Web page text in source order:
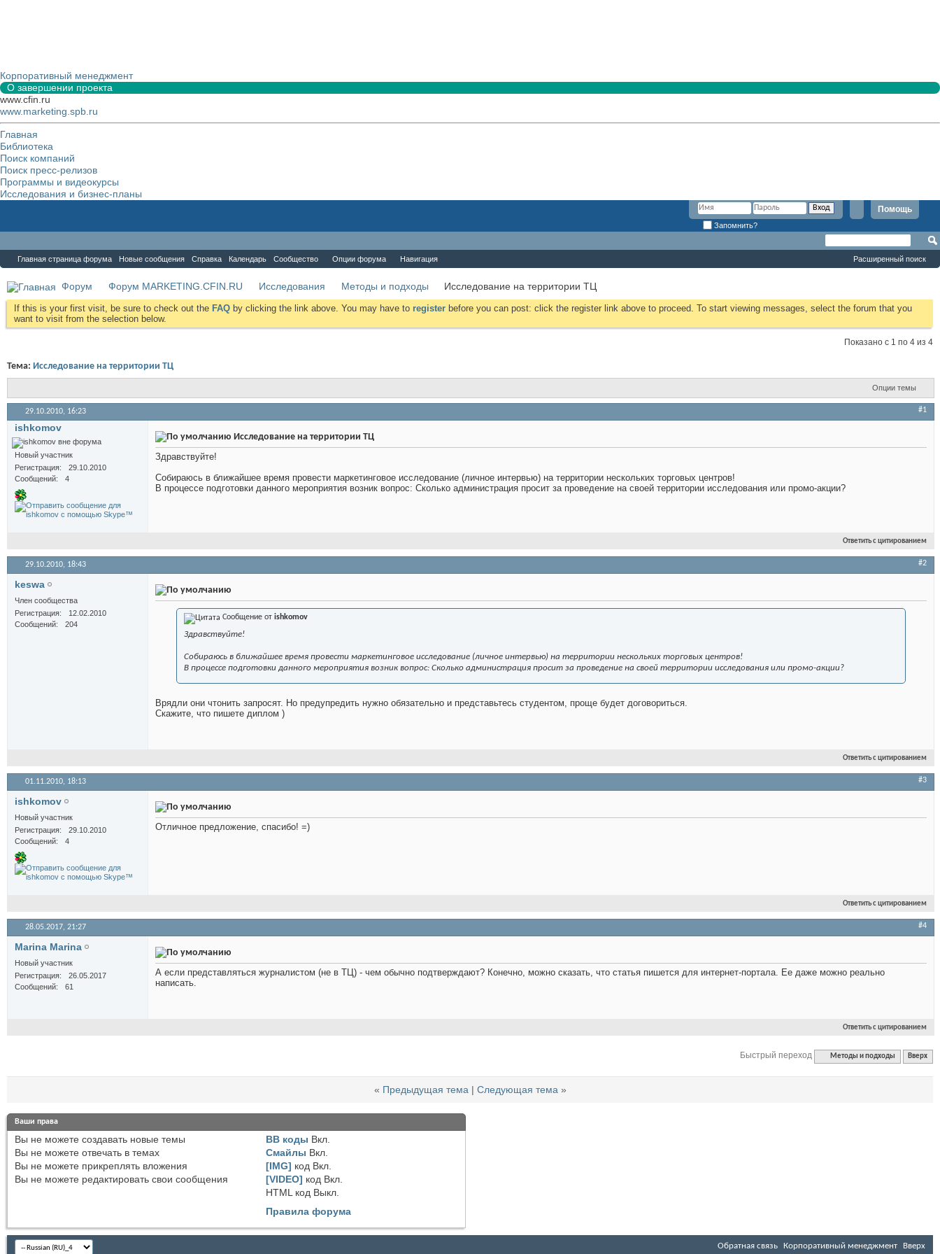
Корпоративный менеджмент
О завершении проекта
www.cfin.ru
www.marketing.spb.ru
Главная
Библиотека
Поиск компаний
Поиск пресс-релизов
Программы и видеокурсы
Исследования и бизнес-планы
Помощь
Запомнить?
Главная страница форума Новые сообщения Справка Календарь Сообщество Опции форума Навигация Расширенный поиск
Форум Форум MARKETING.CFIN.RU Исследования Методы и подходы Исследование на территории ТЦ
If this is your first visit, be sure to check out the FAQ by clicking the link above. You may have to register before you can post: click the register link above to proceed. To start viewing messages, select the forum that you
want to visit from the selection below.
Показано с 1 по 4 из 4
Тема: Исследование на территории ТЦ
Опции темы
29.10.2010, 16:23 #1
ishkomov
Новый участник
Регистрация
29.10.2010
Сообщений
4
Исследование на территории ТЦ
Здравствуйте!
Собираюсь в ближайшее время провести маркетинговое исследование (личное интервью) на территории нескольких торговых центров!
В процессе подготовки данного мероприятия возник вопрос: Сколько администрация просит за проведение на своей территории исследования или промо-акции?
Ответить с цитированием
29.10.2010, 18:43 #2
keswa
Член сообщества
Регистрация
12.02.2010
Сообщений
204
Сообщение от ishkomov
Здравствуйте!
Собираюсь в ближайшее время провести маркетинговое исследование (личное интервью) на территории нескольких торговых центров!
В процессе подготовки данного мероприятия возник вопрос: Сколько администрация просит за проведение на своей территории исследования или промо-акции?
Врядли они чтонить запросят. Но предупредить нужно обязательно и представьтесь студентом, проще будет договориться.
Скажите, что пишете диплом )
Ответить с цитированием
01.11.2010, 18:13 #3
ishkomov
Новый участник
Регистрация
29.10.2010
Сообщений
4
Отличное предложение, спасибо! =)
Ответить с цитированием
28.05.2017, 21:27 #4
Marina Marina
Новый участник
Регистрация
26.05.2017
Сообщений
61
А если представляться журналистом (не в ТЦ) - чем обычно подтверждают? Конечно, можно сказать, что статья пишется для интернет-портала. Ее даже можно реально
написать.
Ответить с цитированием
Быстрый переход Методы и подходы Вверх
« Предыдущая тема| Следующая тема »
Ваши права
Вы не можете создавать новые темы
Вы не можете отвечать в темах
Вы не можете прикреплять вложения
Вы не можете редактировать свои сообщения
BB коды Вкл.
Смайлы Вкл.
[IMG] код Вкл.
[VIDEO] код Вкл.
HTML код Выкл.
Правила форума
Обратная связь Корпоративный менеджмент Вверх